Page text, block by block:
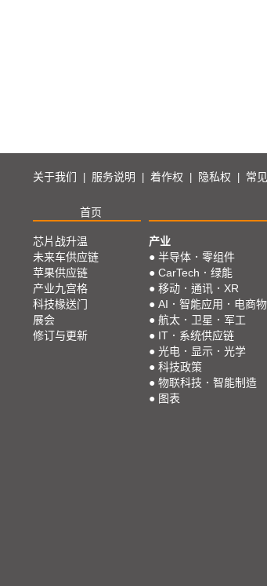
关于我们 服务说明 着作权 隐私权 常
首页
芯片战升温
未来车供应链
苹果供应链
产业九宫格
科技椽送门
展会
修订与更新
产业
● 半导体．零组件
● CarTech．绿能
● 移动．通讯．XR
● AI．智能应用．电商
● 航太．卫星．军工
● IT．系统供应链
● 光电．显示．光学
● 科技政策
● 物联科技．智能制造
● 图表